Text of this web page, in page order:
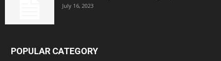
July 16, 2023
POPULAR CATEGORY